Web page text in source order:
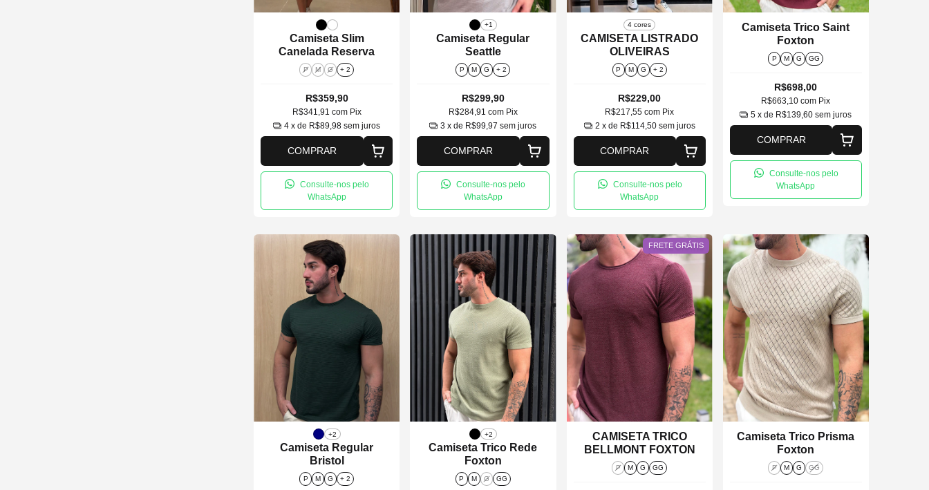
Camiseta Slim
Canelada Reserva
P M G + 2
R$359,90
R$341,91 com Pix
4 x de R$89,98 sem juros
COMPRAR
Consulte-nos pelo
WhatsApp
+1
Camiseta Regular
Seattle
P M G + 2
R$299,90
R$284,91 com Pix
3 x de R$99,97 sem juros
COMPRAR
Consulte-nos pelo
WhatsApp
4 cores
CAMISETA LISTRADO
OLIVEIRAS
P M G + 2
R$229,00
R$217,55com Pix
2 x de R$114,50 sem juros
COMPRAR
Consulte-nos pelo
WhatsApp
Camiseta Trico Saint
Foxton
P M G GG
R$698,00
R$663,10com Pix
5 x de R$139,60 sem juros
COMPRAR
Consulte-nos pelo
WhatsApp
+2
Camiseta Regular
Bristol
P M G + 2
+2
Camiseta Trico Rede
Foxton
P M G GG
FRETE GRÁTIS
CAMISETA TRICO
BELLMONT FOXTON
P M G GG
Camiseta Trico Prisma
Foxton
P M G GG